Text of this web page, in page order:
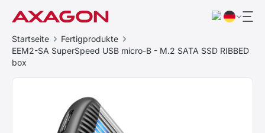
Startseite
Fertigprodukte
EEM2-SA SuperSpeed USB micro-B - M.2 SATA SSD RIBBED
box